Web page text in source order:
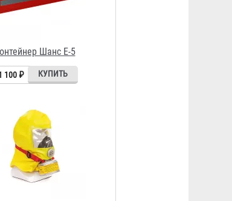
комплект
30У (ГДЗК-У)